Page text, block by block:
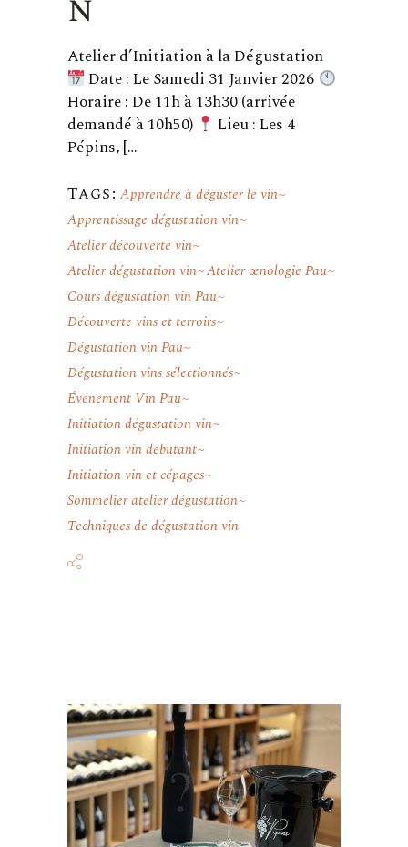
Atelier d’Initiation à la Dégustation
Date : Le Samedi 31 Janvier 2026
Horaire : De 11h à 13h30 (arrivée
demandé à 10h50)
Lieu : Les 4
Pépins, […
Tags: Apprendre à déguster le vin
Apprentissage dégustation vin
Atelier découverte vin
Atelier dégustation vin Atelier œnologie Pau
Cours dégustation vin Pau
Découverte vins et terroirs
Dégustation vin Pau
Dégustation vins sélectionnés
Événement Vin Pau
Initiation dégustation vin
Initiation vin débutant
Initiation vin et cépages
Sommelier atelier dégustation
Techniques de dégustation vin